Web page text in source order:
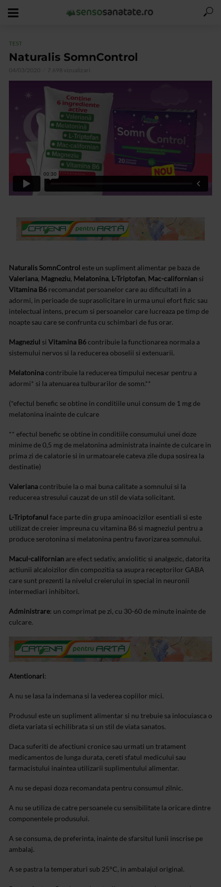
TEST
Naturalis SomnControl
04/03/2020 7.698 vizualizari
Naturalis SomnControl este un supliment alimentar pe baza de
Valeriana, Magneziu, Melatonina, L-Triptofan, Mac-californian si
Vitamina B6 recomandat persoanelor care au dificultati in a
adormi, in perioade de suprasolicitare in urma unui efort fizic sau
intelectual intens, precum si persoanelor care lucreaza pe timp de
noapte sau care se confrunta cu schimbari de fus orar.
Magneziul si Vitamina B6contribuie la functionarea normala a
sistemului nervos si la reducerea oboselii si extenuarii.
Melatoninacontribuie la reducerea timpului necesar pentru a
adormi* si la atenuarea tulburarilor de somn.**
(*efectul benefic se obtine in conditiile unui consum de 1 mg de
melatonina inainte de culcare
** efectul benefic se obtine in conditiile consumului unei doze
minime de 0,5 mg de melatonina administrata inainte de culcare in
prima zi de calatorie si in urmatoarele cateva zile dupa sosirea la
destinatie)
Valerianacontribuie la o mai buna calitate a somnului si la
reducerea stresului cauzat de un stil de viata solicitant.
L-Triptofanul face parte din grupa aminoacizilor esentiali si este
utilizat de creier impreuna cu vitamina B6 si magneziul pentru a
produce serotonina si melatonina pentru favorizarea somnului.
Macul-californian are efect sedativ, anxiolitic si analgezic, datorita
actiunii alcaloizilor din compozitia sa asupra receptorilor GABA
care sunt prezenti la nivelul creierului in special in neuronii
intermediari inhibitori.
Administrare: un comprimat pe zi, cu 30-60 de minute inainte de
culcare.
Atentionari:
A nu se lasa la indemana si la vederea copiilor mici.
Produsul este un supliment alimentar si nu trebuie sa inlocuiasca o
dieta variata si echilibrata si un stil de viata sanatos.
Daca suferiti de afectiuni cronice sau urmati un tratament
medicamentos de lunga durata, cereti sfatul medicului sau
farmacistului inaintea utilizarii suplimentului alimentar.
A nu se depasi doza recomandata pentru consumul zilnic.
A nu se utiliza de catre persoanele cu sensibilitate la oricare dintre
componentele produsului.
A se consuma, de preferinta, inainte de sfarsitul lunii inscrise pe
ambalaj.
A se pastra la temperaturi sub 25°C, in ambalajul original.